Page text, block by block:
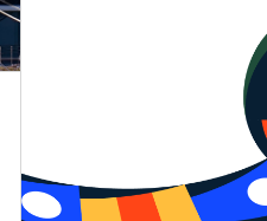
филармония
ОТ